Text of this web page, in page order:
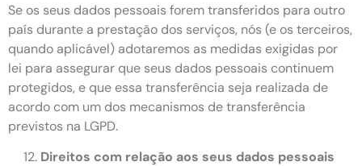
Se os seus dados pessoais forem transferidos para outro
país durante a prestação dos serviços, nós (e os terceiros,
quando aplicável) adotaremos as medidas exigidas por
lei para assegurar que seus dados pessoais continuem
protegidos, e que essa transferência seja realizada de
acordo com um dos mecanismos de transferência
previstos na LGPD.
Direitos com relação aos seus dados pessoais